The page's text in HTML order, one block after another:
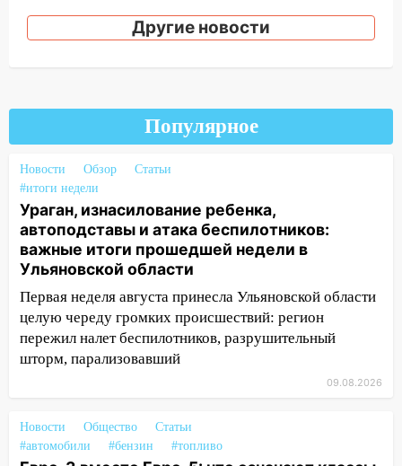
06:30 Какая погода будет в Ульяновской
измениться: гороскоп на 9 августа —
три знака получат шанс, который нельзя
20:10
Во время урагана в Ульяновске на
Волге перевернулась лодка
19:55 В Ульяновске упавшее дерево
заблокировало в машине двух женщин
17:15 В Ульяновской области
ремонтируют девять мостов: один уже
готов, ещё два — почти завершены
«Ульяновскалипсис»: последствия
16:38 Прогноз погоды в Ульяновской
области на 9 августа
Другие новости
Популярное
Новости Обзор
Статьи
#итоги недели
Ураган, изнасилование ребенка,
автоподставы и атака беспилотников:
важные итоги прошедшей недели в
Ульяновской области
Первая неделя августа принесла Ульяновской области
целую череду громких происшествий: регион
пережил налет беспилотников, разрушительный
шторм, парализовавший
09.08.2026
Новости Общество
Статьи
#автомобили
#бензин #топливо